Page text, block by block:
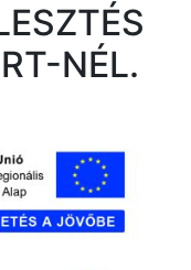
NÉL.